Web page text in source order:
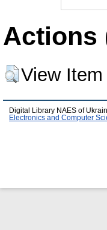
Actions
View Item
Digital Library NAES of
Electronics and Computer